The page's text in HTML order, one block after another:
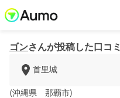
ゴンさんが投稿した口コミ
首里城
(沖縄県 那覇市)